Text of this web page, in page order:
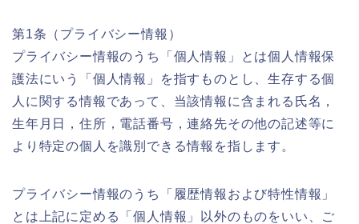
第1条（プライバシー情報）
プライバシー情報のうち「個人情報」とは個人情報保
護法にいう「個人情報」を指すものとし、生存する個
人に関する情報であって、当該情報に含まれる氏名，
生年月日，住所，電話番号，連絡先その他の記述等に
より特定の個人を識別できる情報を指します。
プライバシー情報のうち「履歴情報および特性情報」
とは上記に定める「個人情報」以外のものをいい、ご